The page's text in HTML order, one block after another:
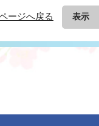
ージへ戻る 表示